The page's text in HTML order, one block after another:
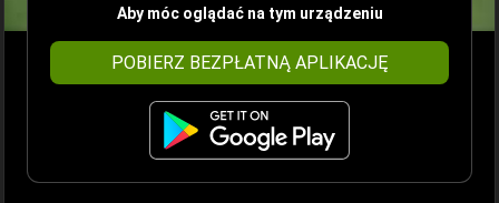
Aby móc oglądać na tym urządzeniu
POBIERZ BEZPŁATNĄ APLIKACJĘ